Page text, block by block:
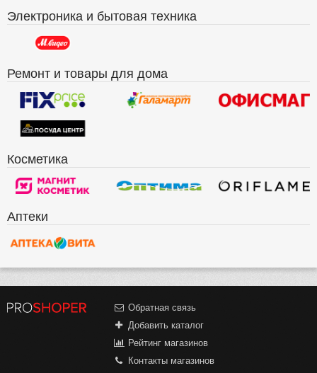
Электроника и бытовая техника
Ремонт и товары для дома
Косметика
Аптеки
Обратная связь
Добавить каталог
Рейтинг магазинов
Контакты магазинов